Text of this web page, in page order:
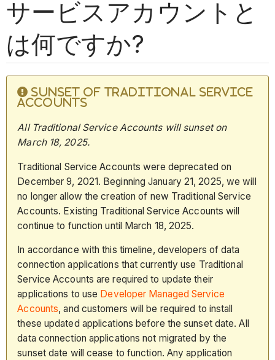
サービスアカウントと
は何ですか?
SUNSET OF TRADITIONAL SERVICE
ACCOUNTS
All Traditional Service Accounts will sunset on
March 18, 2025.
Traditional Service Accounts were deprecated on
December 9, 2021. Beginning January 21, 2025, we will
no longer allow the creation of new Traditional Service
Accounts. Existing Traditional Service Accounts will
continue to function until March 18, 2025.
In accordance with this timeline, developers of data
connection applications that currently use Traditional
Service Accounts are required to update their
applications to use Developer Managed Service
Accounts, and customers will be required to install
these updated applications before the sunset date. All
data connection applications not migrated by the
sunset date will cease to function. Any application